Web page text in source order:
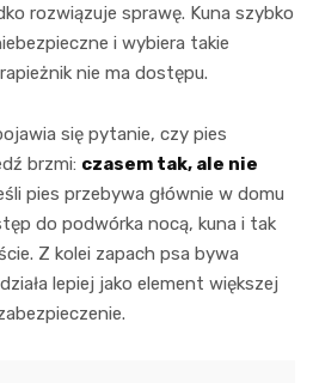
rozwiązuje sprawę. Kuna szybko
i wybiera takie
nie ma dostępu.
się pytanie, czy pies
brzmi: czasem tak, ale nie
pies przebywa głównie w domu
do podwórka nocą, kuna i tak
Z kolei zapach psa bywa
lepiej jako element większej